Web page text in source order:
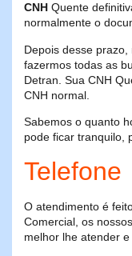
CNH Quente
normalmente o
Depois desse
fazermos todas as
Detran. Sua CNH
CNH normal.
Sabemos o quanto
pode ficar tranquilo,
Telefone
O atendimento é
Comercial, os
melhor lhe atender